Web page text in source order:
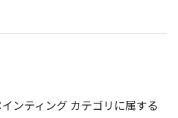
ンティング カテゴリに属する